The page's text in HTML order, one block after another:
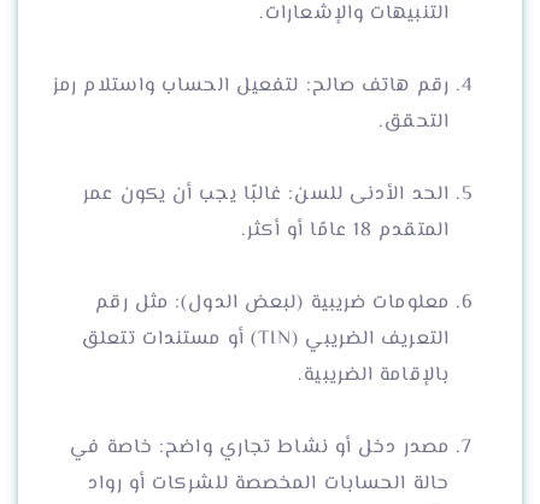
التنبيهات والإشعارات.
رقم هاتف صالح: لتفعيل الحساب واستلام رمز
التحقق.
الحد الأدنى للسن: غالبًا يجب أن يكون عمر
المتقدم 18 عامًا أو أكثر.
معلومات ضريبية (لبعض الدول): مثل رقم
التعريف الضريبي (TIN) أو مستندات تتعلق
بالإقامة الضريبية.
مصدر دخل أو نشاط تجاري واضح: خاصة في
حالة الحسابات المخصصة للشركات أو رواد